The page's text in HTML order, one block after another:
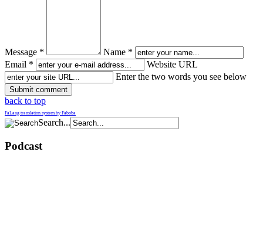
Message *
Name *
Email *
Website URL
Enter the two words you see below
back to top
FaLang translation system by Faboba
Search...
Podcast